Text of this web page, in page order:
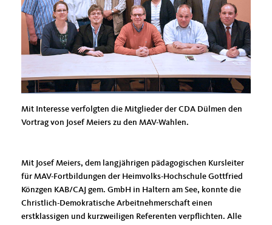
Mit Interesse verfolgten die Mitglieder der CDA Dülmen den
Vortrag von Josef Meiers zu den MAV-Wahlen.
Mit Josef Meiers, dem langjährigen pädagogischen Kursleiter
für MAV-Fortbildungen der Heimvolks-Hochschule Gottfried
Könzgen KAB/CAJ gem. GmbH in Haltern am See, konnte die
Christlich-Demokratische Arbeitnehmerschaft einen
erstklassigen und kurzweiligen Referenten verpflichten. Alle